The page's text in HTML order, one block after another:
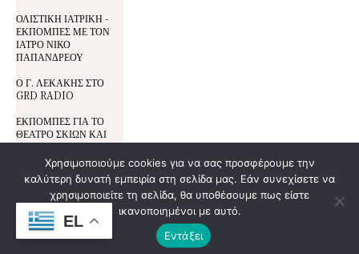
ΟΛΙΣΤΙΚΗ ΙΑΤΡΙΚΗ -
ΕΚΠΟΜΠΕΣ ΜΕ ΤΟΝ
ΙΑΤΡΟ ΝΙΚΟ
ΠΑΠΑΝΔΡΕΟΥ
Ο Γ. ΛΕΚΑΚΗΣ ΣΤΟ
GRD RADIO
ΕΚΠΟΜΠΕΣ ΓΙΑ ΤΟ
ΘΕΑΤΡΟ ΣΚΙΩΝ ΚΑΙ
ΤΟΝ ΚΑΡΑΓΚΙΟΖΗ
© All Rights Reserved | Development By
DoSmart.gr| Supported By
Wideview
Entertainment
Όροι Χρήσης
Προστασία Δεδομένων
EL
Χρησιμοποιούμε cookies για να σας προσφέρουμε την
καλύτερη δυνατή εμπειρία στη σελίδα μας. Εάν συνεχίσετε να
χρησιμοποιείτε τη σελίδα, θα υποθέσουμε πως είστε
ικανοποιημένοι με αυτό.
Εντάξει